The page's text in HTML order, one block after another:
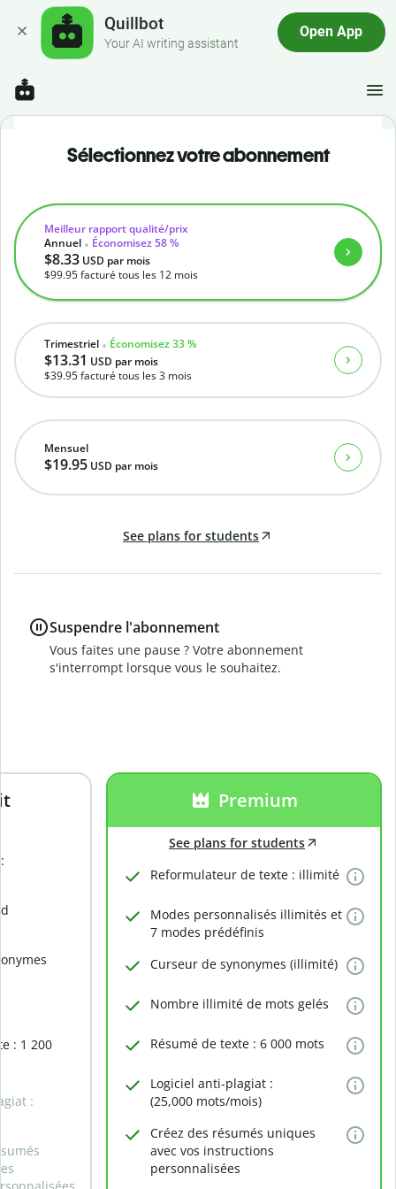
Quillbot
Your AI writing assistant
Open App
: 1 200
:
Premium
See plans for students
Reformulateur de texte : illimité
Modes personnalisés illimités et
7 modes prédéfinis
Curseur de synonymes (illimité)
Nombre illimité de mots gelés
Résumé de texte : 6 000 mots
Logiciel anti-plagiat :
(25,000 mots/mois)
Créez des résumés uniques
avec vos instructions
personnalisées
Sélectionnez votre abonnement
Mensuel
$19.95 USD par mois
Trimestriel Économisez 33 %
$13.31 USD par mois
$39.95facturé tous les 3 mois
Meilleur rapport qualité/prix
Annuel
Économisez 58 %
$8.33 USD par mois
$99.95facturé tous les 12 mois
See plans for students
Suspendre l'abonnement
Vous faites une pause ? Votre abonnement
s'interrompt lorsque vous le souhaitez.